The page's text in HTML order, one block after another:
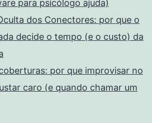
para psicólogo ajuda)
dos Conectores: por que o
decide o tempo (e o custo) da
por que improvisar no
caro (e quando chamar um